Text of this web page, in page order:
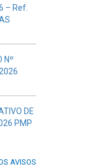
– Ref.
Nº
DE
PMP
AVISOS